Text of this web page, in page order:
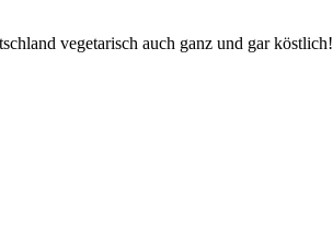
vegetarisch auch ganz und gar köstlich!